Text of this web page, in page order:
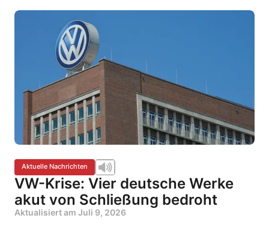
Aktuelle Nachrichten
VW-Krise: Vier deutsche Werke
akut von Schließung bedroht
Aktualisiert am Juli 9, 2026